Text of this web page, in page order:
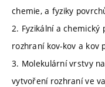
chemie, a fyziky
2. Fyzikální a
rozhraní kov-kov a kov
3. Molekulární vrstvy
vytvoření rozhraní ve